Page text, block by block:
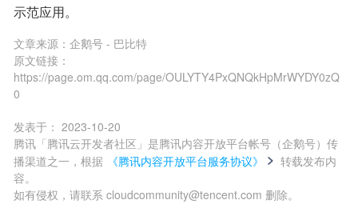
示范应用。
文章来源： 企鹅号 - 巴比特
原文链接：
https://page.om.qq.com/page/OULYTY4PxQNQkHpMrWYDY0zQ
0
发表于： 2023-10-20
腾讯「腾讯云开发者社区」是腾讯内容开放平台帐号（企鹅号）传
播渠道之一，根据
《腾讯内容开放平台服务协议》
转载发布内
容。
如有侵权，请联系 cloudcommunity@tencent.com 删除。